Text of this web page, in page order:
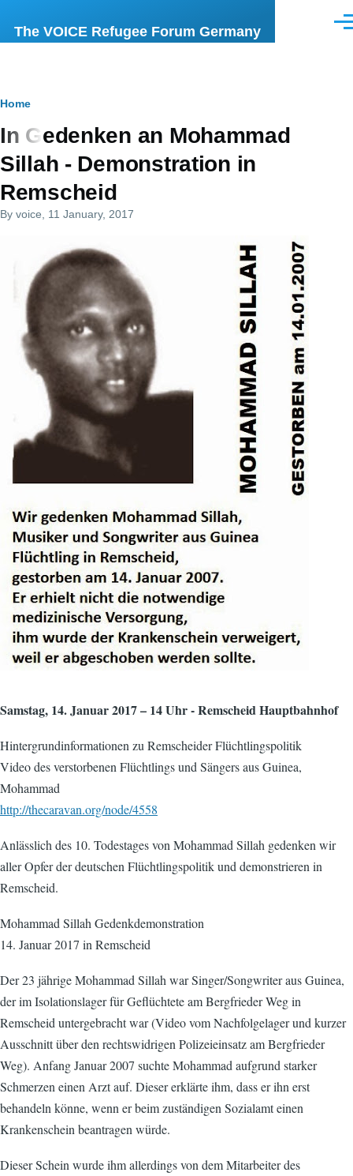
The VOICE Refugee Forum Germany
Breadcrumb
Home
In Gedenken an Mohammad
Sillah - Demonstration in
Remscheid
By voice , 11 January, 2017
Samstag, 14. Januar 2017 – 14 Uhr - Remscheid Hauptbahnhof
Hintergrundinformationen zu Remscheider Flüchtlingspolitik
Video des verstorbenen Flüchtlings und Sängers aus Guinea,
Mohammad
http://thecaravan.org/node/4558
Anlässlich des 10. Todestages von Mohammad Sillah gedenken wir
aller Opfer der deutschen Flüchtlingspolitik und demonstrieren in
Remscheid.
Mohammad Sillah Gedenkdemonstration
14. Januar 2017 in Remscheid
Der 23 jährige Mohammad Sillah war Singer/Songwriter aus Guinea,
der im Isolationslager für Geflüchtete am Bergfrieder Weg in
Remscheid untergebracht war (Video vom Nachfolgelager und kurzer
Ausschnitt über den rechtswidrigen Polizeieinsatz am Bergfrieder
Weg). Anfang Januar 2007 suchte Mohammad aufgrund starker
Schmerzen einen Arzt auf. Dieser erklärte ihm, dass er ihn erst
behandeln könne, wenn er beim zuständigen Sozialamt einen
Krankenschein beantragen würde.
Dieser Schein wurde ihm allerdings von dem Mitarbeiter des